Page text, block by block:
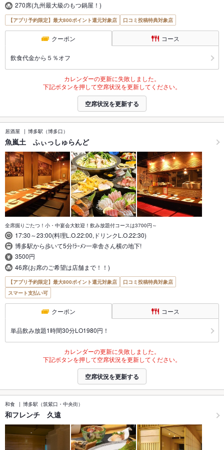
270席(九州最大級のもつ鍋屋！)
【アプリ予約限定】最大800ポイント還元対象店 口コミ投稿特典対象店
クーポン コース
飲食代金から５％オフ
カレンダーの更新に失敗しました。
下記ボタンを押して空席状況を更新してください。
空席状況を更新する
居酒屋 博多駅（博多口）
魚嵐土 ふぃっしゅらんど
全席掘りごたつ！小・中宴会大歓迎！飲み放題付コースは3700円～
17:30～23:00(料理L.O.22:00,ドリンクL.O.22:30)
博多駅から歩いて5分!ﾗｰﾒﾝ一幸舎さん横の地下!
3500円
46席(お席のご希望は店舗まで！！)
【アプリ予約限定】最大800ポイント還元対象店
口コミ投稿特典対象店
スマート支払い可
クーポン コース
単品飲み放題1時間30分LO1980円！
カレンダーの更新に失敗しました。
下記ボタンを押して空席状況を更新してください。
空席状況を更新する
和食 博多駅（筑紫口・中央街）
和フレンチ 久遠